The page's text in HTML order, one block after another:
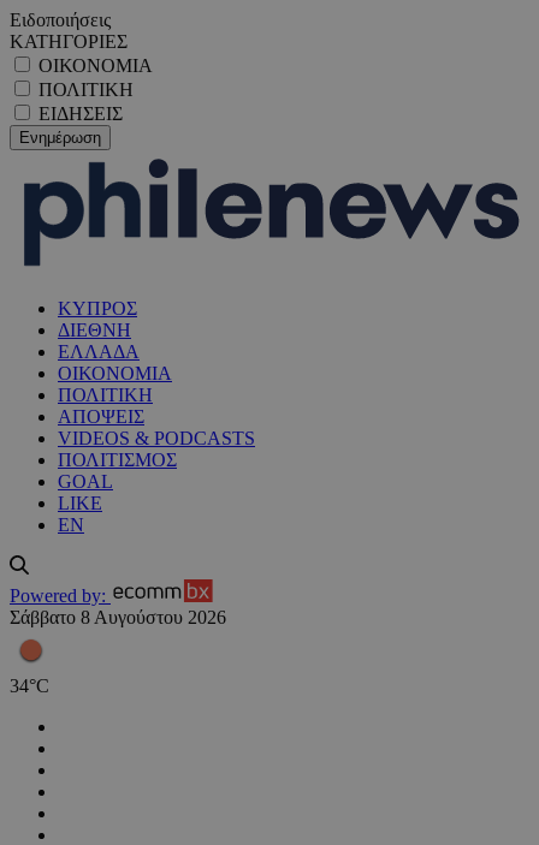
Ειδοποιήσεις
ΚΑΤΗΓΟΡΙΕΣ
ΟΙΚΟΝΟΜΙΑ
ΠΟΛΙΤΙΚΗ
ΕΙΔΗΣΕΙΣ
ΚΥΠΡΟΣ
ΔΙΕΘΝΗ
ΕΛΛΑΔΑ
ΟΙΚΟΝΟΜΙΑ
ΠΟΛΙΤΙΚΗ
ΑΠΟΨΕΙΣ
VIDEOS & PODCASTS
ΠΟΛΙΤΙΣΜΟΣ
GOAL
LIKE
EN
Powered by:
Σάββατο 8 Αυγούστου 2026
34°C